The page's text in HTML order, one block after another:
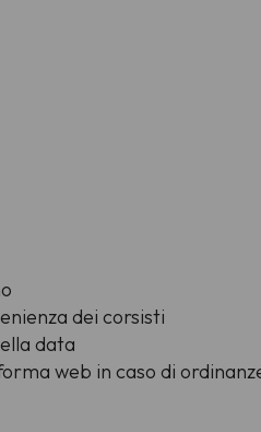
dei corsisti
data
web in caso di